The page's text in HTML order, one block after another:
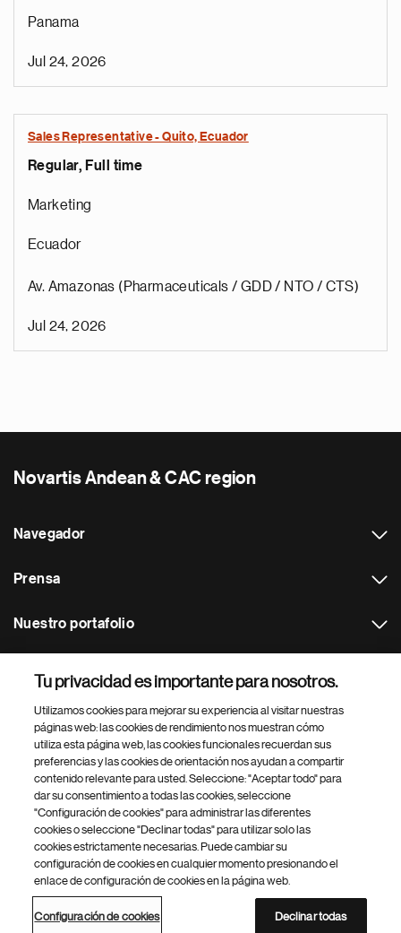
Panama
Jul 24, 2026
Sales Representative - Quito, Ecuador
Regular, Full time
Marketing
Ecuador
Av. Amazonas (Pharmaceuticals / GDD / NTO / CTS)
Jul 24, 2026
Novartis Andean & CAC region
Navegador
Prensa
Nuestro portafolio
Footer Site Search
inferior
del
© 2026 Novartis AG
Política de privacidad Términos de uso
Accesibilidad
Configuración de cookies
Mapa del sitio
Tu privacidad es importante para nosotros.
Utilizamos cookies para mejorar su experiencia al visitar nuestras
páginas web: las cookies de rendimiento nos muestran cómo
utiliza esta página web, las cookies funcionales recuerdan sus
preferencias y las cookies de orientación nos ayudan a compartir
contenido relevante para usted. Seleccione: "Aceptar todo" para
dar su consentimiento a todas las cookies, seleccione
"Configuración de cookies" para administrar las diferentes
cookies o seleccione "Declinar todas" para utilizar solo las
cookies estrictamente necesarias. Puede cambiar su
configuración de cookies en cualquier momento presionando el
enlace de configuración de cookies en la página web.
Configuración de cookies Declinar todas